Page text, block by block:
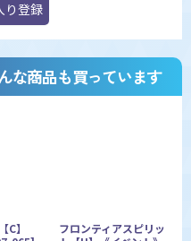
り登録
な商品も買っています
】
フロンティアスピリッ